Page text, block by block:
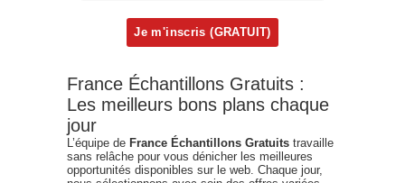
France Échantillons Gratuits :
Les meilleurs bons plans chaque
jour
L’équipe de France Échantillons Gratuits travaille
sans relâche pour vous dénicher les meilleures
opportunités disponibles sur le web. Chaque jour,